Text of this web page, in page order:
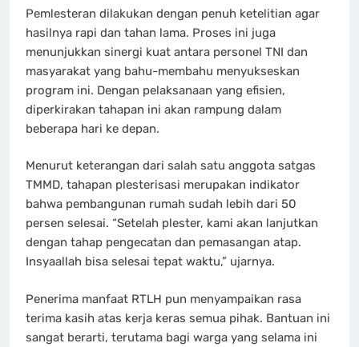
Pemlesteran dilakukan dengan penuh ketelitian agar
hasilnya rapi dan tahan lama. Proses ini juga
menunjukkan sinergi kuat antara personel TNI dan
masyarakat yang bahu-membahu menyukseskan
program ini. Dengan pelaksanaan yang efisien,
diperkirakan tahapan ini akan rampung dalam
beberapa hari ke depan.
Menurut keterangan dari salah satu anggota satgas
TMMD, tahapan plesterisasi merupakan indikator
bahwa pembangunan rumah sudah lebih dari 50
persen selesai. “Setelah plester, kami akan lanjutkan
dengan tahap pengecatan dan pemasangan atap.
Insyaallah bisa selesai tepat waktu,” ujarnya.
Penerima manfaat RTLH pun menyampaikan rasa
terima kasih atas kerja keras semua pihak. Bantuan ini
sangat berarti, terutama bagi warga yang selama ini